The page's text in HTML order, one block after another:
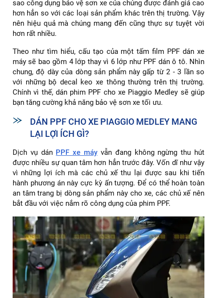
sao công dụng bảo vệ sơn xe của chúng được đánh giá cao
hơn hẳn so với các loại sản phẩm khác trên thị trường. Vậy
nên hiệu quả mà chúng mang đến cũng thực sự tuyệt vời
hơn rất nhiều.
Theo như tìm hiểu, cấu tạo của một tấm film PPF dán xe
máy sẽ bao gồm 4 lớp thay vì 6 lớp như PPF dán ô tô. Nhìn
chung, độ dày của dòng sản phẩm này gấp từ 2 - 3 lần so
với những bộ decal keo xe thông thường trên thị trường.
Chính vì thế, dán phim PPF cho xe Piaggio Medley sẽ giúp
bạn tăng cường khả năng bảo vệ sơn xe tối ưu.
DÁN PPF CHO XE PIAGGIO MEDLEY MANG
LẠI LỢI ÍCH GÌ?
Dịch vụ dán PPF xe máy vẫn đang không ngừng thu hút
được nhiều sự quan tâm hơn hẳn trước đây. Vốn dĩ như vậy
vì những lợi ích mà các chủ xế thu lại được sau khi tiến
hành phương án này cực kỳ ấn tượng. Để có thể hoàn toàn
an tâm trang bị dòng sản phẩm này cho xe, các chủ xế nên
bắt đầu với việc nắm rõ công dụng của phim PPF.